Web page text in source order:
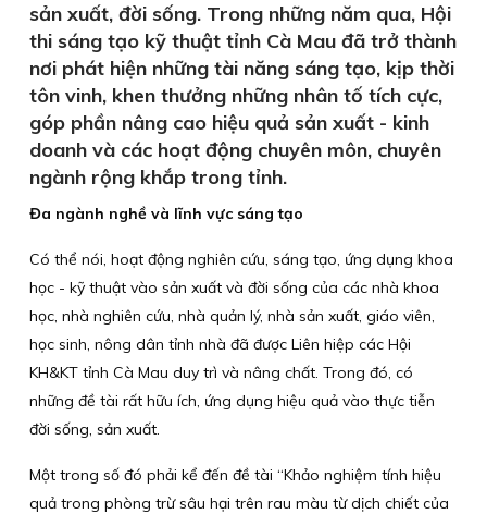
sản xuất, đời sống. Trong những năm qua, Hội
thi sáng tạo kỹ thuật tỉnh Cà Mau đã trở thành
nơi phát hiện những tài năng sáng tạo, kịp thời
tôn vinh, khen thưởng những nhân tố tích cực,
góp phần nâng cao hiệu quả sản xuất - kinh
doanh và các hoạt động chuyên môn, chuyên
ngành rộng khắp trong tỉnh.
Đa ngành nghề và lĩnh vực sáng tạo
Có thể nói, hoạt động nghiên cứu, sáng tạo, ứng dụng khoa
học - kỹ thuật vào sản xuất và đời sống của các nhà khoa
học, nhà nghiên cứu, nhà quản lý, nhà sản xuất, giáo viên,
học sinh, nông dân tỉnh nhà đã được Liên hiệp các Hội
KH&KT tỉnh Cà Mau duy trì và nâng chất. Trong đó, có
những đề tài rất hữu ích, ứng dụng hiệu quả vào thực tiễn
đời sống, sản xuất.
Một trong số đó phải kể đến đề tài “Khảo nghiệm tính hiệu
quả trong phòng trừ sâu hại trên rau màu từ dịch chiết của